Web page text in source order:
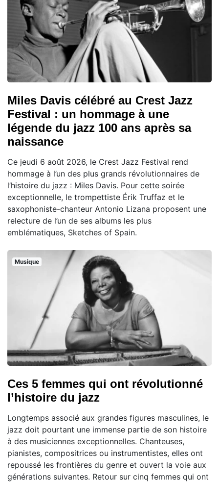
Miles Davis célébré au Crest Jazz
Festival : un hommage à une
légende du jazz 100 ans après sa
naissance
Ce jeudi 6 août 2026, le Crest Jazz Festival rend
hommage à l’un des plus grands révolutionnaires de
l’histoire du jazz : Miles Davis. Pour cette soirée
exceptionnelle, le trompettiste Érik Truffaz et le
saxophoniste-chanteur Antonio Lizana proposent une
relecture de l’un de ses albums les plus
emblématiques, Sketches of Spain.
Musique
Ces 5 femmes qui ont révolutionné
l’histoire du jazz
Longtemps associé aux grandes figures masculines, le
jazz doit pourtant une immense partie de son histoire
à des musiciennes exceptionnelles. Chanteuses,
pianistes, compositrices ou instrumentistes, elles ont
repoussé les frontières du genre et ouvert la voie aux
générations suivantes. Retour sur cinq femmes qui ont